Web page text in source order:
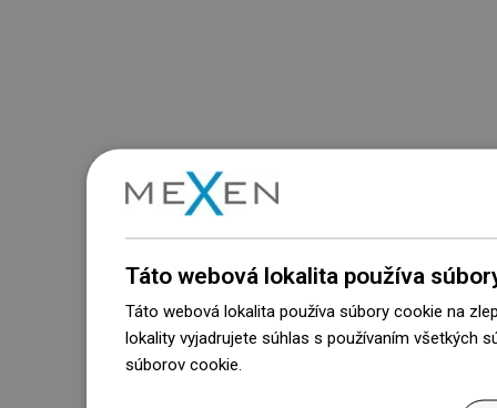
Táto webová lokalita používa
Táto webová lokalita používa súbory cookie na
lokality vyjadrujete súhlas s používaním všetkých
súborov cookie.